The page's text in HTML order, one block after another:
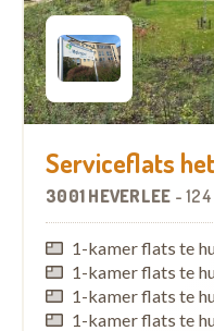
Serviceflats
3001 HEVERLEE - 124
1-kamer flats te
1-kamer flats te
1-kamer flats te
1-kamer flats te